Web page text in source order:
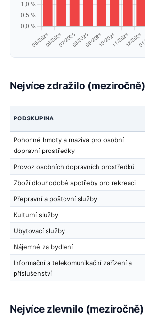
Nejvíce zdražilo (meziročně)
PODSKUPINA
Pohonné hmoty a maziva pro osobní
dopravní prostředky
Provoz osobních dopravních prostředků
Zboží dlouhodobé spotřeby pro rekreaci
Přepravní a poštovní služby
Kulturní služby
Ubytovací služby
Nájemné za bydlení
Informační a telekomunikační zařízení a
příslušenství
Nejvíce zlevnilo (meziročně)